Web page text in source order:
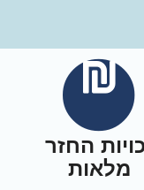
החזר
מלאות